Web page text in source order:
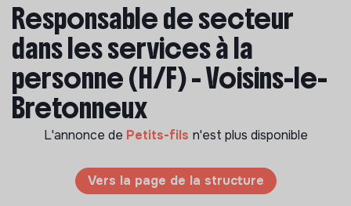
Responsable de secteur
dans les services à la
personne (H/F) - Voisins-le-
Bretonneux
L'annonce de Petits-fils n'est plus disponible
Vers la page de la structure